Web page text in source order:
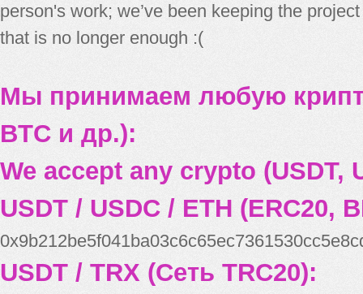
person's work; we’ve been keeping the
that is no longer enough :(
Мы принимаем любую
BTC и др.):
We accept any crypto (USDT,
USDT / USDC / ETH (ERC20,
USDT / TRX (Сеть TRC20):